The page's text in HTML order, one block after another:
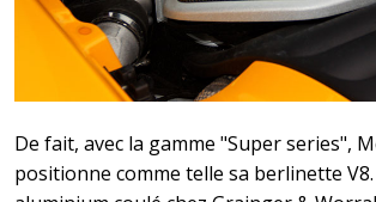
De fait, avec la gamme "Super series",
positionne comme telle sa berlinette